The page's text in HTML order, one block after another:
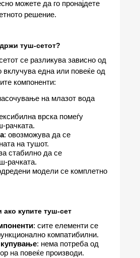
можете да го пронајдете
решение.
туш-сетот?
се разликува зависно од
вклучува една или повеќе од
компоненти:
на млазот вода
врска помеѓу
рачката.
: овозможува да се
на тушот.
стабилно да се
рачката.
модели се комплетно
ако купите туш-сет
: сите елементи се
компатибилни.
: нема потреба од
на повеќе производи.